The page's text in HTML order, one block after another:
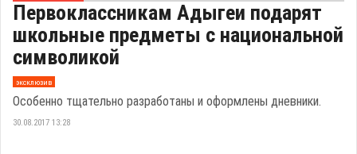
Первоклассникам Адыгеи подарят
школьные предметы с национальной
символикой
эксклюзив
Особенно тщательно разработаны и оформлены дневники.
30.08.2017 13:28